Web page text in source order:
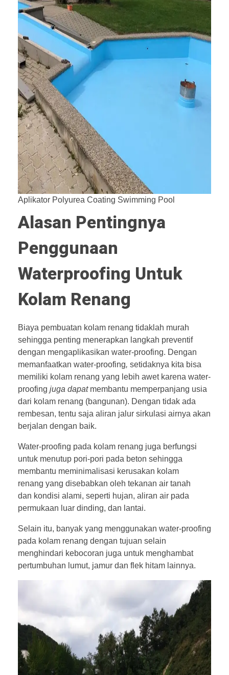
Aplikator Polyurea Coating Swimming Pool
Alasan Pentingnya
Penggunaan
Waterproofing Untuk
Kolam Renang
Biaya pembuatan kolam renang tidaklah murah
sehingga penting menerapkan langkah preventif
dengan mengaplikasikan water-proofing. Dengan
memanfaatkan water-proofing, setidaknya kita bisa
memiliki kolam renang yang lebih awet karena water-
proofing juga dapat membantu memperpanjang usia
dari kolam renang (bangunan). Dengan tidak ada
rembesan, tentu saja aliran jalur sirkulasi airnya akan
berjalan dengan baik.
Water-proofing pada kolam renang juga berfungsi
untuk menutup pori-pori pada beton sehingga
membantu meminimalisasi kerusakan kolam
renang yang disebabkan oleh tekanan air tanah
dan kondisi alami, seperti hujan, aliran air pada
permukaan luar dinding, dan lantai.
Selain itu, banyak yang menggunakan water-proofing
pada kolam renang dengan tujuan selain
menghindari kebocoran juga untuk menghambat
pertumbuhan lumut, jamur dan flek hitam lainnya.